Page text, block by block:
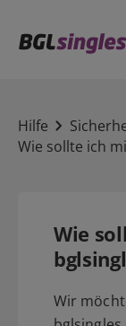
Hilfe
Wie sollte ich
Wie
Wir